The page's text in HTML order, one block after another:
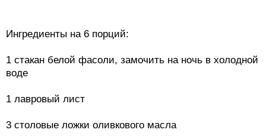
Ингредиенты на 6 порций:
1 стакан белой фасоли, замочить на ночь в холодной
воде
1 лавровый лист
3 столовые ложки оливкового масла